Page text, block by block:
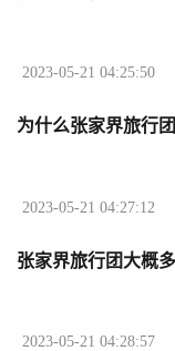
2023-05-21 04:25:50
为什么张家界旅行
2023-05-21 04:27:12
张家界旅行团大概
2023-05-21 04:28:57